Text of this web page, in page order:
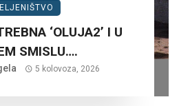
‘OLUJA2’ I U
SMISLU….
5 kolovoza, 2026